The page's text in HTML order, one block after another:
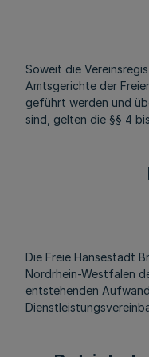
Soweit die
Amtsgerichte der
geführt werden und
sind, gelten die §§ 4
Die Freie Hansestadt
Nordrhein-Westfalen
entstehenden